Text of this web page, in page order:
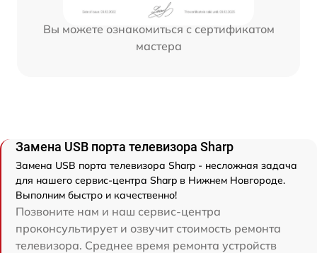
Вы можете ознакомиться с сертификатом
мастера
Замена USB порта телевизора Sharp
Замена USB порта телевизора Sharp - несложная задача
для нашего сервис-центра Sharp в Нижнем Новгороде.
Выполним быстро и качественно!
Позвоните нам и наш сервис-центра
проконсультирует и озвучит стоимость ремонта
телевизора. Среднее время ремонта устройств